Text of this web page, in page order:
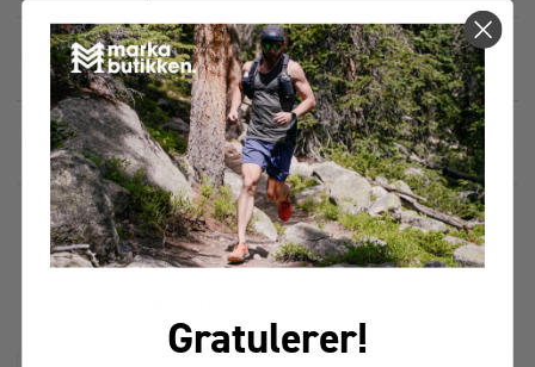
SPESIFIKASJONER 2
PRISHISTORIKK
FÅR VI FORESLÅ
Gratulerer!